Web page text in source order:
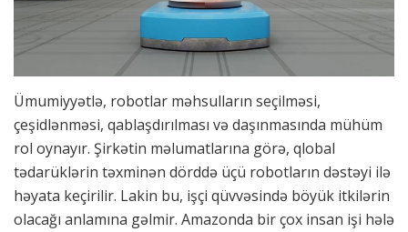
Ümumiyyətlə, robotlar məhsulların seçilməsi,
çeşidlənməsi, qablaşdırılması və daşınmasında mühüm
rol oynayır. Şirkətin məlumatlarına görə, qlobal
tədarüklərin təxminən dörddə üçü robotların dəstəyi ilə
həyata keçirilir. Lakin bu, işçi qüvvəsində böyük itkilərin
olacağı anlamına gəlmir. Amazonda bir çox insan işi hələ